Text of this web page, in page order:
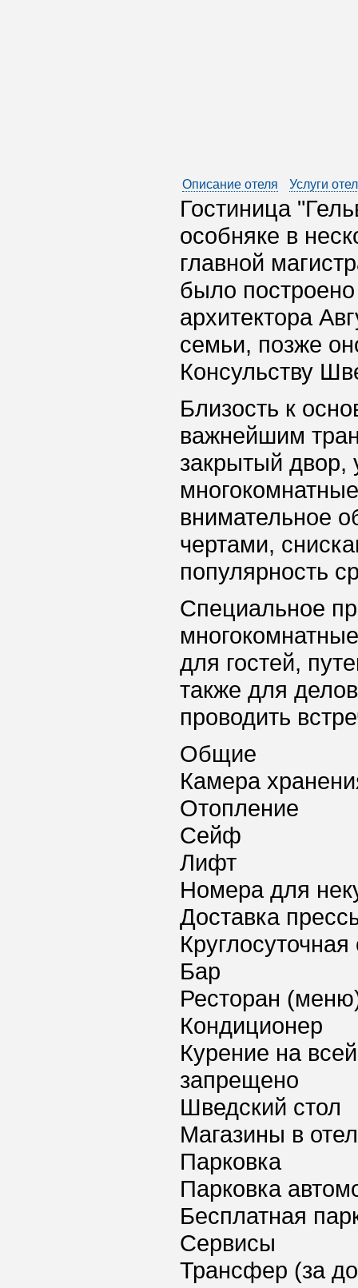
Описание отеля Услуги
Гостиница
особняке в
главной
было
архитектора
семьи, позже
Консульству
Близость к
важнейшим
закрытый двор,
внимательное
чертами,
популярность
Специальное
для гостей,
также для
проводить
Общие
Камера
Отопление
Сейф
Лифт
Номера для
Доставка
Бар
Ресторан
Кондиционер
Курение на
запрещено
Шведский стол
Магазины в
Парковка
Парковка
Бесплатная
Сервисы
Трансфер (за